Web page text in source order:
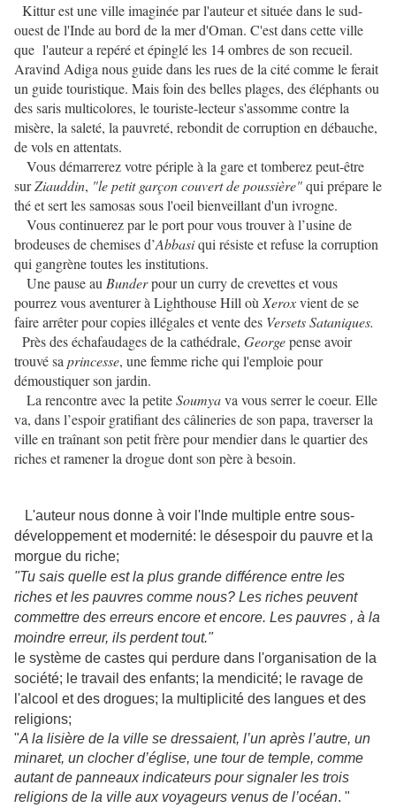
Kittur est une ville imaginée par l'auteur et située dans le sud-
ouest de l'Inde au bord de la mer d'Oman. C'est dans cette ville
que l'auteur a repéré et épinglé les 14 ombres de son recueil.
Aravind Adiga nous guide dans les rues de la cité comme le ferait
un guide touristique. Mais foin des belles plages, des éléphants ou
des saris multicolores, le touriste-lecteur s'assomme contre la
misère, la saleté, la pauvreté, rebondit de corruption en débauche,
de vols en attentats.
Vous démarrerez votre périple à la gare et tomberez peut-être
surZiauddin, "le petit garçon couvert de poussière"qui prépare le
thé et sert les samosas sous l'oeil bienveillant d'un ivrogne.
Vous continuerez par le port pour vous trouver à l’usine de
brodeuses de chemises d’Abbasiqui résiste et refuse la corruption
qui gangrène toutes les institutions.
Une pause au Bunderpour un curry de crevettes et vous
pourrez vous aventurer à Lighthouse Hill où Xeroxvient de se
faire arrêter pour copies illégales et vente des Versets Sataniques.
Près des échafaudages de la cathédrale, Georgepense avoir
trouvé sa princesse, une femme riche qui l'emploie pour
démoustiquer son jardin.
La rencontre avec la petiteSoumyava vous serrer le coeur. Elle
va, dans l’espoir gratifiant des câlineries de son papa, traverser la
ville en traînant son petit frère pour mendier dans le quartier des
riches et ramener la drogue dont son père à besoin.
L'auteur nous donne à voir l'Inde multiple entre sous-
développement et modernité: le désespoir du pauvre et la
morgue du riche;
"Tu sais quelle est la plus grande différence entre les
riches et les pauvres comme nous? Les riches peuvent
commettre des erreurs encore et encore. Les pauvres , à la
moindre erreur, ils perdent tout."
le système de castes qui perdure dans l'organisation de la
société; le travail des enfants; la mendicité; le ravage de
l'alcool et des drogues; la multiplicité des langues et des
religions;
"A la lisière de la ville se dressaient, l’un après l’autre, un
minaret, un clocher d’église, une tour de temple, comme
autant de panneaux indicateurs pour signaler les trois
religions de la ville aux voyageurs venus de l’océan. "